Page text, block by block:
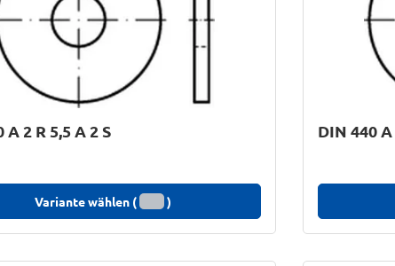
A 2 R 5,5 A 2 S
Variante wählen ( )
DIN 440 A